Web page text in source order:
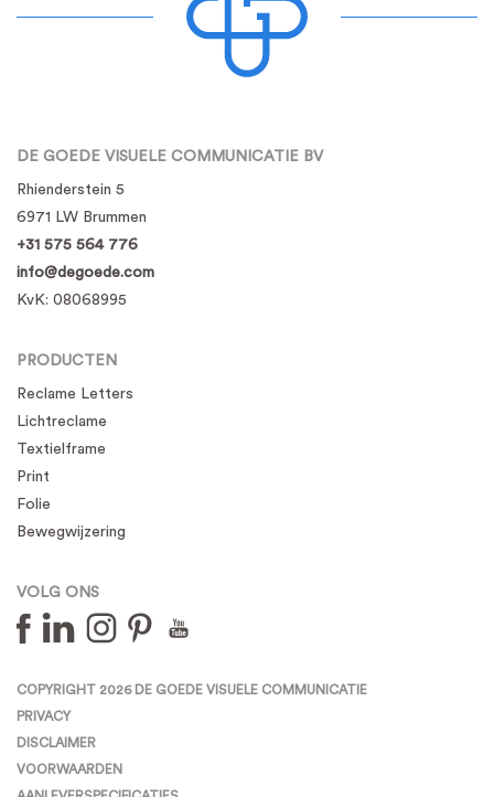
DE GOEDE VISUELE COMMUNICATIE BV
Rhienderstein 5
6971 LW Brummen
+31 575 564 776
info@degoede.com
KvK: 08068995
PRODUCTEN
Reclame Letters
Lichtreclame
Textielframe
Print
Folie
Bewegwijzering
VOLG ONS
COPYRIGHT 2026 DE GOEDE VISUELE COMMUNICATIE
PRIVACY
DISCLAIMER
VOORWAARDEN